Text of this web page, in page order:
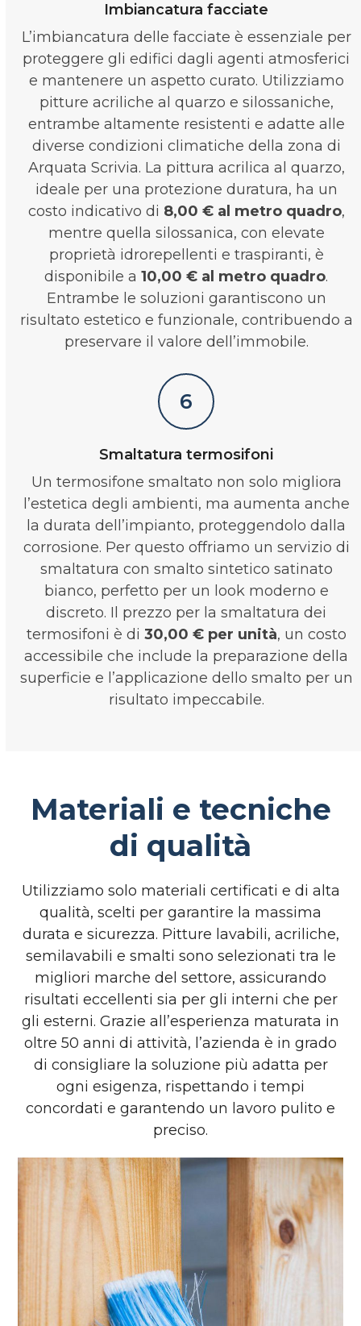
Imbiancatura facciate
L’imbiancatura delle facciate è essenziale per
proteggere gli edifici dagli agenti atmosferici
e mantenere un aspetto curato. Utilizziamo
pitture acriliche al quarzo e silossaniche,
entrambe altamente resistenti e adatte alle
diverse condizioni climatiche della zona di
Arquata Scrivia. La pittura acrilica al quarzo,
ideale per una protezione duratura, ha un
costo indicativo di 8,00 € al metro quadro,
mentre quella silossanica, con elevate
proprietà idrorepellenti e traspiranti, è
disponibile a10,00 € al metro quadro.
Entrambe le soluzioni garantiscono un
risultato estetico e funzionale, contribuendo a
preservare il valore dell’immobile.
6
Smaltatura termosifoni
Un termosifone smaltato non solo migliora
l’estetica degli ambienti, ma aumenta anche
la durata dell’impianto, proteggendolo dalla
corrosione. Per questo offriamo un servizio di
smaltatura con smalto sintetico satinato
bianco, perfetto per un look moderno e
discreto. Il prezzo per la smaltatura dei
termosifoni è di 30,00 € per unità, un costo
accessibile che include la preparazione della
superficie e l’applicazione dello smalto per un
risultato impeccabile.
Materiali e tecniche
di qualità
Utilizziamo solo materiali certificati e di alta
qualità, scelti per garantire la massima
durata e sicurezza. Pitture lavabili, acriliche,
semilavabili e smalti sono selezionati tra le
migliori marche del settore, assicurando
risultati eccellenti sia per gli interni che per
gli esterni. Grazie all’esperienza maturata in
oltre 50 anni di attività, l’azienda è in grado
di consigliare la soluzione più adatta per
ogni esigenza, rispettando i tempi
concordati e garantendo un lavoro pulito e
preciso.